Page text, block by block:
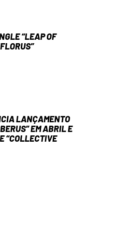
“LEAP OF
LANÇAMENTO
EM ABRIL E
“COLLECTIVE